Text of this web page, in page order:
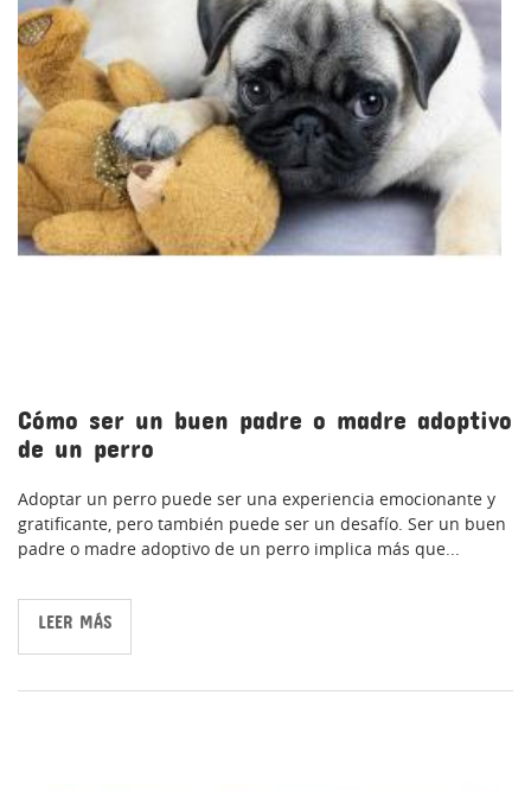
Cómo ser un buen padre o madre adoptivo
de un perro
Adoptar un perro puede ser una experiencia emocionante y
gratificante, pero también puede ser un desafío. Ser un buen
padre o madre adoptivo de un perro implica más que...
LEER MÁS